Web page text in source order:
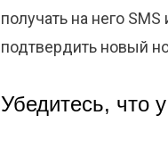
получать на него
подтвердить новый
Убедитесь, что